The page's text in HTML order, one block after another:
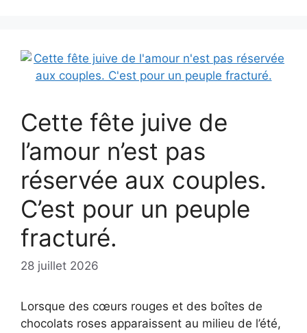
Cette fête juive de
l’amour n’est pas
réservée aux couples.
C’est pour un peuple
fracturé.
28 juillet 2026
Lorsque des cœurs rouges et des boîtes de
chocolats roses apparaissent au milieu de l’été,